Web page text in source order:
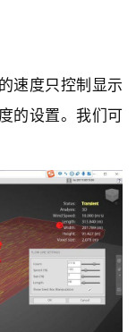
速度只控制显示
的设置。我们可